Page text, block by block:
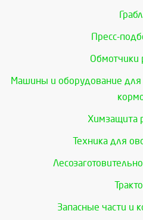
Пресс-
Обмотчики
Машины и оборудование для
Химзащита
Техника для
Запасные части и